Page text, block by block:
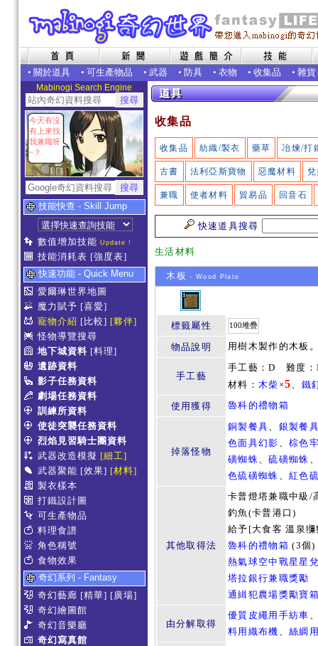
• 關於道具 • 可生產物品 • 武器 • 防具 • 衣物 • 收集品 • 雜貨
Mabinogi Search Engine
今天有沒
有上來找
我兼職呀
~？
技能快查 - Skill Jump
數值增加技能 Update !
技能消耗表 [強度表]
快速功能 - Quick Menu
愛爾琳世界地圖
魔力賦予 [喜愛]
寵物介紹 [比較] [夥伴]
怪物導覽搜尋
地下城資料 [料理]
遺跡資料
影子任務資料
劇場任務資料
訓練所資料
使徒突襲任務資料
烈焰見習騎士團資料
武器改造模擬 [細工]
武器聚能 [效果] [材料]
製衣樣本
打鐵設計圖
可生產物品
料理食譜
角色稱號
食物效果
奇幻系列 - Fantasy
奇幻藝廊 [精華] [廣場]
奇幻繪圖館
奇幻音樂廳
奇幻寫真館
收集品
收集品 紡織/製衣 藥草 冶煉/打
古書 法利亞斯寶物 惡魔材料
兼職 使者材料 貿易品 回音石
快速道具搜尋
生活材料
木板 - Wood Plate
標籤屬性 100堆疊
物品說明 用樹木製作的木板
手工藝
手工藝：D 難度：
材料： 木柴 ×5、 鐵
使用獲得
魯科的禮物箱
掉落怪物
銅製餐具、 銀製餐
色面具幻影 、棕色
磺蜘蛛、硫磺蜘蛛
色硫磺蜘蛛 、紅色
其他取得法
卡普燈塔兼職中級/
釣魚(卡普港口)
給予[大食客 溫泉
魯科的禮物箱 (3個)
熱氣球空中戰星星
塔拉銀行兼職獎勵
通緝犯農場獎勵寶
由分解取得
優質皮繩用手紡車
料用織布機 、絲綢